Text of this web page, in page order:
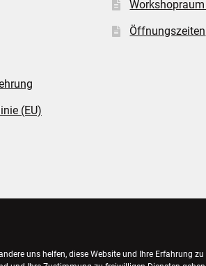
uns helfen, diese Website und Ihre Erfahrung zu
(EU)
Öffnungszeiten